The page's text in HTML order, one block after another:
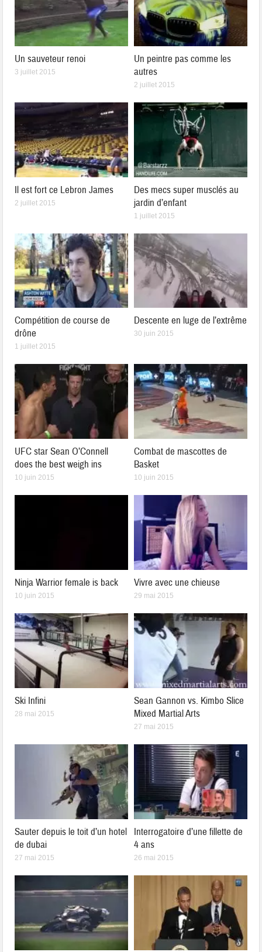
Un sauveteur renoi
3 juillet 2015
Un peintre pas comme les
autres
2 juillet 2015
Il est fort ce Lebron James
2 juillet 2015
Des mecs super musclés au
jardin d’enfant
1 juillet 2015
Compétition de course de
drône
1 juillet 2015
Descente en luge de l’extrême
30 juin 2015
UFC star Sean O’Connell
does the best weigh ins
10 juin 2015
Combat de mascottes de
Basket
10 juin 2015
Ninja Warrior female is back
10 juin 2015
Vivre avec une chieuse
29 mai 2015
Ski Infini
28 mai 2015
Sean Gannon vs. Kimbo Slice
Mixed Martial Arts
27 mai 2015
Sauter depuis le toit d’un hotel
de dubai
27 mai 2015
Interrogatoire d’une fillette de
4 ans
26 mai 2015